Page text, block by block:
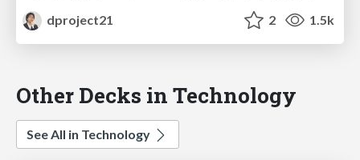
dproject21
2 1.5k
Other Decks in Technology
See All in Technology